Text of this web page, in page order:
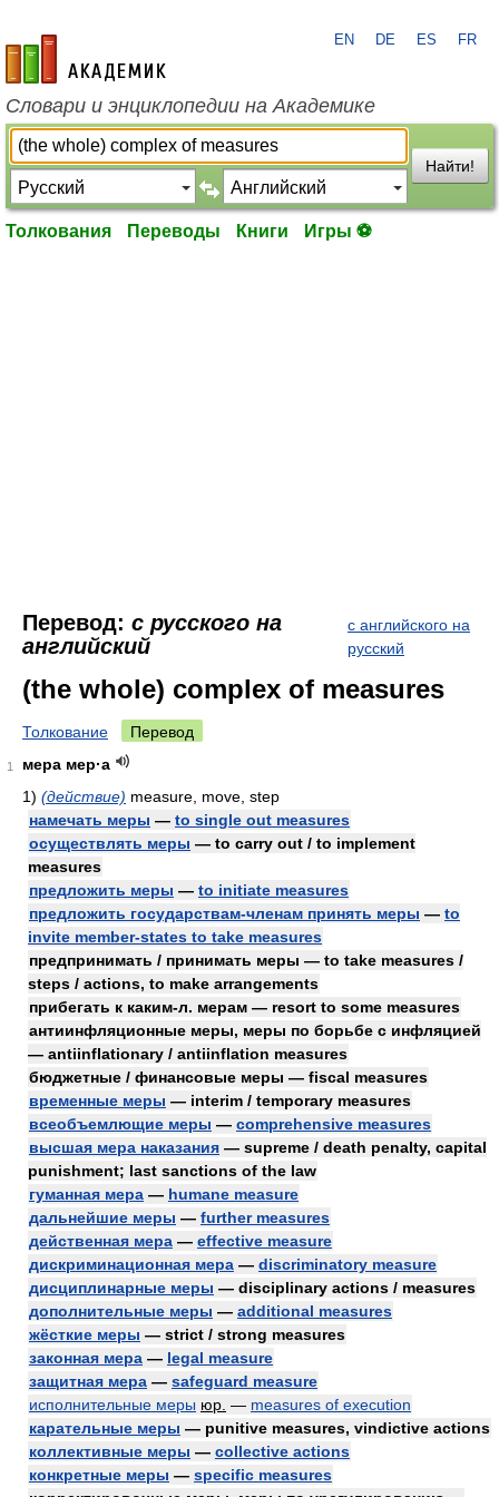
academic.ru
EN DE ES FR
Словари и энциклопедии на Академике
Найти!
Толкования Переводы Книги Игры ⚽
Перевод: с русского на
английский
с английского на
русский
(the whole) complex of measures
Толкование Перевод
1
мера мер·а
1) (действие) measure, move, step
намечать меры — to single out measures
осуществлять меры — to carry out / to implement
measures
предложить меры — to initiate measures
предложить государствам-членам принять меры — to
invite member-states to take measures
предпринимать / принимать меры — to take measures /
steps / actions, to make arrangements
прибегать к каким-л. мерам — resort to some measures
антиинфляционные меры, меры по борьбе с инфляцией
— antiinflationary / antiinflation measures
бюджетные / финансовые меры — fiscal measures
временные меры — interim / temporary measures
всеобъемлющие меры — comprehensive measures
высшая мера наказания — supreme / death penalty, capital
punishment; last sanctions of the law
гуманная мера — humane measure
дальнейшие меры — further measures
действенная мера — effective measure
дискриминационная мера — discriminatory measure
дисциплинарные меры — disciplinary actions / measures
дополнительные меры — additional measures
жёсткие меры — strict / strong measures
законная мера — legal measure
защитная мера — safeguard measure
исполнительные меры юр. — measures of execution
карательные меры — punitive measures, vindictive actions
коллективные меры — collective actions
конкретные меры — specific measures